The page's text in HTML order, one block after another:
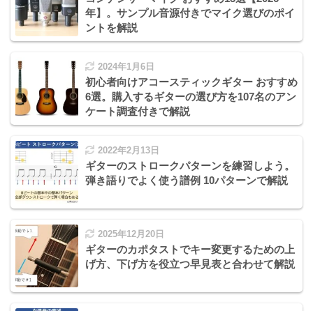
年】。サンプル音源付きでマイク選びのポイ
ントを解説
2024年1月6日
初心者向けアコースティックギター おすすめ
6選。購入するギターの選び方を107名のアン
ケート調査付きで解説
2022年2月13日
ギターのストロークパターンを練習しよう。
弾き語りでよく使う譜例 10パターンで解説
2025年12月20日
ギターのカポタストでキー変更するための上
げ方、下げ方を役立つ早見表と合わせて解説